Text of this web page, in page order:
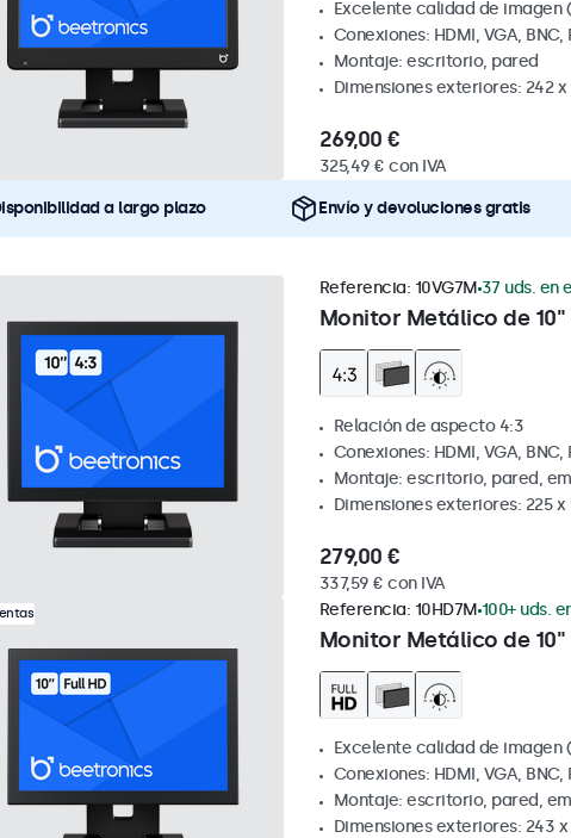
Excelente calidad de imagen
Conexiones: HDMI, VGA, BNC,
Montaje: escritorio, pared
Dimensiones exteriores: 242 x
269,00 €
325,49 € con IVA
a largo plazo Envío y devoluciones gratis
Monitor Metálico de
Referencia: 10VG7M 37 uds. en
Relación de aspecto 4:3
Conexiones: HDMI, VGA, BNC,
Montaje: escritorio, pared,
Dimensiones exteriores: 225 x
279,00 €
337,59 € con IVA
Monitor Metálico de 10"
Referencia: 10HD7M 100+ uds.
Excelente calidad de imagen
Conexiones: HDMI, VGA, BNC,
Montaje: escritorio, pared,
Dimensiones exteriores: 243 x